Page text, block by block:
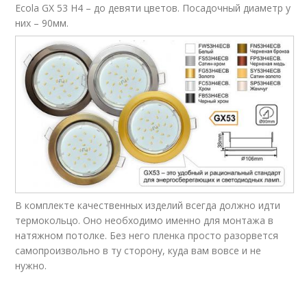
Ecola GX 53 H4 – до девяти цветов. Посадочный диаметр у
них – 90мм.
В комплекте качественных изделий всегда должно идти
термокольцо. Оно необходимо именно для монтажа в
натяжном потолке. Без него пленка просто разорвется
самопроизвольно в ту сторону, куда вам вовсе и не
нужно.